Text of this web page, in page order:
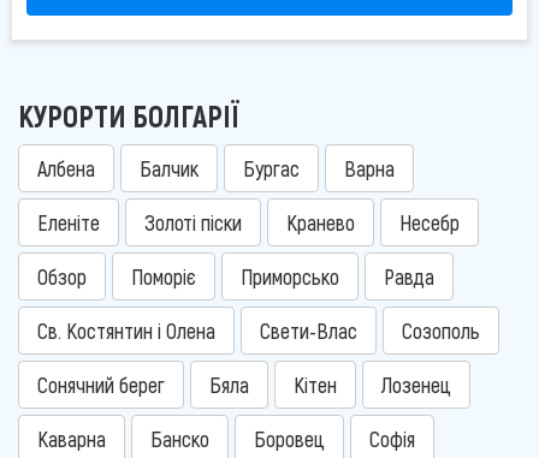
КУРОРТИ БОЛГАРІЇ
Албена Балчик Бургас Варна
Еленіте Золоті піски Кранево Несебр
Обзор Поморіє Приморсько Равда
Св. Костянтин і Олена Свети-Влас Созополь
Сонячний берег Бяла Кітен Лозенец
Каварна Банско Боровец Софія